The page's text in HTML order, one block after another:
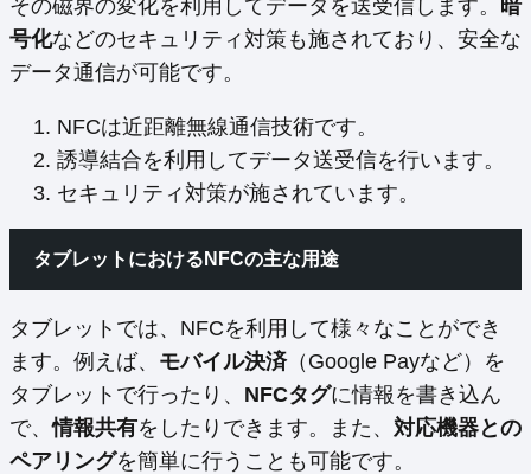
その磁界の変化を利用してデータを送受信します。
暗
号化などのセキュリティ対策も施されており、安全な
データ通信が可能です。
NFCは近距離無線通信技術です。
誘導結合を利用してデータ送受信を行います。
セキュリティ対策が施されています。
タブレットにおけるNFCの主な用途
タブレットでは、NFCを利用して様々なことができ
ます。例えば、 モバイル決済（Google Payなど）を
タブレットで行ったり、 NFCタグに情報を書き込ん
で、情報共有をしたりできます。また、 対応機器との
ペアリングを簡単に行うことも可能です。